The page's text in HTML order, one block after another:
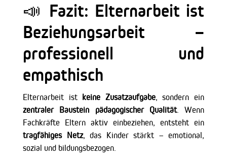
📣 Fazit: Elternarbeit ist
Beziehungsarbeit –
professionell und
empathisch
Elternarbeit ist keine Zusatzaufgabe, sondern ein
zentraler Baustein pädagogischer Qualität. Wenn
Fachkräfte Eltern aktiv einbeziehen, entsteht ein
tragfähiges Netz, das Kinder stärkt – emotional,
sozial und bildungsbezogen.